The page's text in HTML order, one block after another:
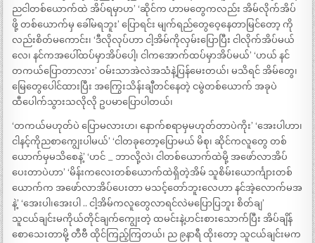
ညငါတစ်ယောက်ထဲ အိပ်ရမှာဟ’ ‘ဆိုင်က ဟာမတွေကလည်း အိမ်လိုက်အိပ်
ဖို့ တစ်ယောက်မှ ခေါ်မရဘူး’ ပြောရင်း မျက်ရည်တွေဝေ့နေတာမြင်တော့ ကို
လည်းစိတ်မကောင်း၊ ‘ဒီလိုလုပ်ဟာ ငါ့အိမ်ကိုလှမ်းပြောပြီး ငါလိုက်အိပ်မယ်
လေ၊ နင်ကအပေါ်ထပ်မှာအိပ်ပေါ့၊ ငါကအောက်ထပ်မှာအိပ်မယ်’ ‘ဟယ် နင်
တကယ်ပြောတာလား’ ဝမ်းသာအဲလဲအသံနဲ့ပြန်မေးတယ်၊ မသိရင် အိမ်တွေ၊
မြေတွေပေါင်ထားပြီး အကြွေးသိန်းချီတင်နေတဲ့ ငမွဲတစ်ယောက် အခုပဲ
ထီပေါက်သွားသလိုလို ဥပမာပြောပါတယ်၊
‘တကယ်မဟုတ်ပဲ ပြောမလားဟ၊ နောက်စရာမှမဟုတ်တာပဲကိုး’ ‘အေးပါဟာ၊
ငါနင့်ကိုညစာကျွေးပါမယ်’ ‘ငါတခုတော့ပြောမယ် မိစု၊ ဆိုင်ကလူတွေ တစ်
ယောက်မှမသိစေနဲ့’ ‘ဟင် _ ဘာလို့လဲ၊ ငါတစ်ယောက်ထဲမို့ အဖော်လာအိပ်
ပေးတာပဲဟာ’ ‘မိန်းကလေးတစ်ယောက်ထဲရှိတဲ့အိမ် သူစိမ်းယောင်္ကျားတစ်
ယောက်က အဖော်လာအိပ်ပေးတာ မသင့်တော်ဘူးလေဟာ နင်အဲ့လောက်မအ
နဲ့’ ‘အေးပါ၊အေးပါ .. ငါ့အိမ်ကလူတွေလာရင်လဲမပြောပြဘူး စိတ်ချ’
သူငယ်ချင်းမကိုယ်တိုင်ချက်ကျွေးတဲ့ ထမင်းနဲ့ဟင်းစားသောက်ပြီး အိပ်ချိန်
စောသေးတာမို့ တီဗီ ထိုင်ကြည့်ကြတယ်၊ ည ၉နာရီ ထိုးတော့ သူငယ်ချင်းမက